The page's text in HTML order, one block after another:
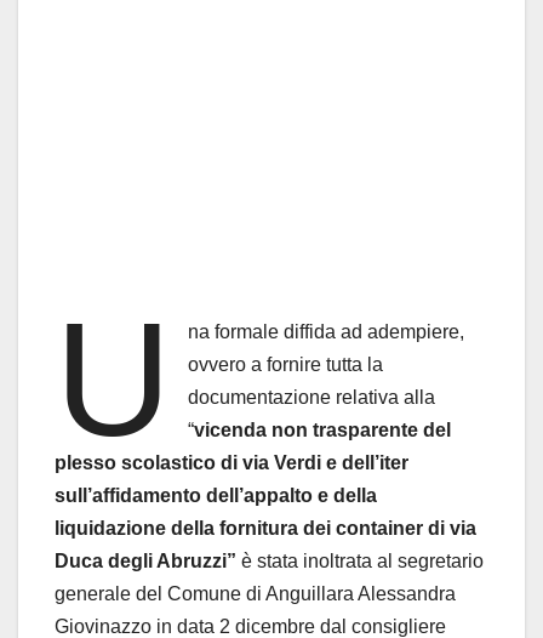
U
na formale diffida ad adempiere,
ovvero a fornire tutta la
documentazione relativa alla
“vicenda non trasparente del
plesso scolastico di via Verdi e dell’iter
sull’affidamento dell’appalto e della
liquidazione della fornitura dei container di via
Duca degli Abruzzi” è stata inoltrata al segretario
generale del Comune di Anguillara Alessandra
Giovinazzo in data 2 dicembre dal consigliere